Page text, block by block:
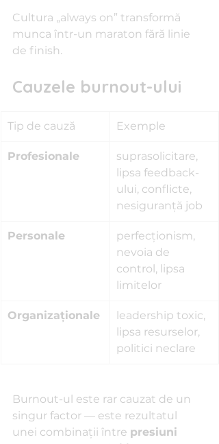
Cultura „always on” transformă
munca într-un maraton fără linie
de finish.
Cauzele burnout-ului
Tip de cauză Exemple
Profesionale
suprasolicitare,
lipsa feedback-
ului, conflicte,
nesiguranță job
Personale
perfecționism,
nevoia de
control, lipsa
limitelor
Organizaționale
leadership toxic,
lipsa resurselor,
politici neclare
Burnout-ul este rar cauzat de un
singur factor — este rezultatul
unei combinații între presiuni